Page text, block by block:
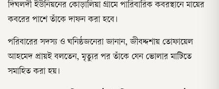
দিঘলদী ইউনিয়নের কোড়ালিয়া গ্রামে পারিবারিক কবরস্থানে মায়ের
কবরের পাশে তাঁকে দাফন করা হবে।
পরিবারের সদস্য ও ঘনিষ্ঠজনেরা জানান, জীবদ্দশায় তোফায়েল
আহমেদ প্রায়ই বলতেন, মৃত্যুর পর তাঁকে যেন ভোলার মাটিতে
সমাহিত করা হয়।